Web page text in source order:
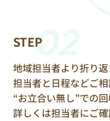
STEP02
地域担当者より折り返
担当者と日程などご相
“お立合い無し”での
詳しくは担当者にご確